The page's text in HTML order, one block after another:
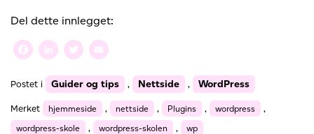
Flere
funksjoner
med
plugins
WordPress
Del dette innlegget:
Facebook
LinkedIn
Twitter
Postet i Guider og tips , Nettside , WordPress
Merket hjemmeside , nettside , Plugins , wordpress
,
wordpress-skole
, wordpress-skolen , wp